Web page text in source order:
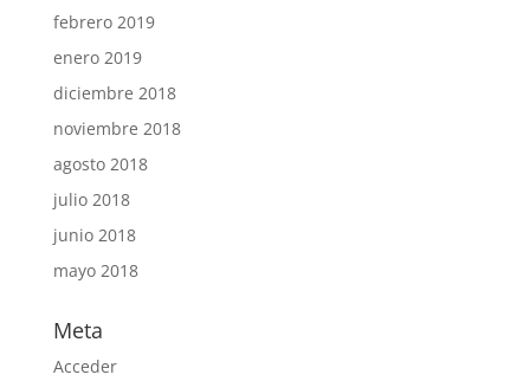
febrero 2019
enero 2019
diciembre 2018
noviembre 2018
agosto 2018
julio 2018
junio 2018
mayo 2018
Meta
Acceder